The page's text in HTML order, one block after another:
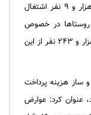
وی با اشاره به اینکه از محل این پروژه ها ۴ هزار و ۹ نفر اشتغال
تعداد ۳۰۵ پروژه در روستاها در خصوص
دهیاری ها نیز در هفته دولت افتتاح که ۱۵۰ هزار و ۲۴۳ نفر از این
ساز هزینه پرداخت
عنوان کرد: عوارض